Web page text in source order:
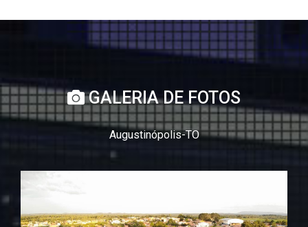
GALERIA DE FOTOS
Augustinópolis-TO